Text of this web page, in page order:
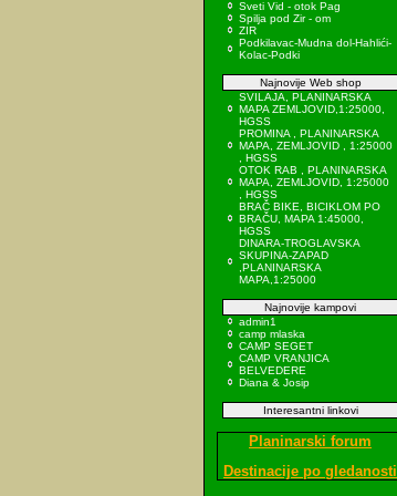
Sveti Vid - otok Pag
Spilja pod Zir - om
ZIR
Podkilavac-Mudna dol-Hahlići-
Kolac-Podki
Najnovije Web shop
SVILAJA, PLANINARSKA
MAPA ZEMLJOVID,1:25000,
HGSS
PROMINA , PLANINARSKA
MAPA, ZEMLJOVID , 1:25000
, HGSS
OTOK RAB , PLANINARSKA
MAPA, ZEMLJOVID, 1:25000
, HGSS
BRAČ BIKE, BICIKLOM PO
BRAČU, MAPA 1:45000,
HGSS
DINARA-TROGLAVSKA
SKUPINA-ZAPAD
,PLANINARSKA
MAPA,1:25000
Najnovije kampovi
admin1
camp mlaska
CAMP SEGET
CAMP VRANJICA
BELVEDERE
Diana & Josip
Interesantni linkovi
Planinarski forum
Destinacije po gledanosti